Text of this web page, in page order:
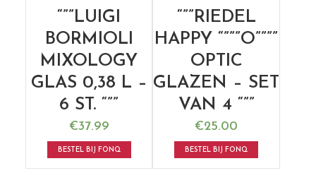
“””LUIGI
BORMIOLI
MIXOLOGY
GLAS 0,38 L –
6 ST. “””
€37.99
BESTEL BIJ FONQ
“””RIEDEL
HAPPY “”””O””””
OPTIC
GLAZEN – SET
VAN 4 “””
€25.00
BESTEL BIJ FONQ